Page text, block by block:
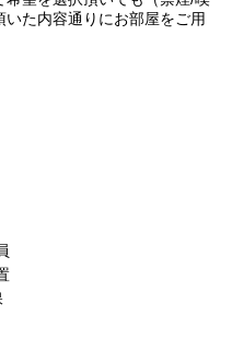
た内容通りにお部屋をご用